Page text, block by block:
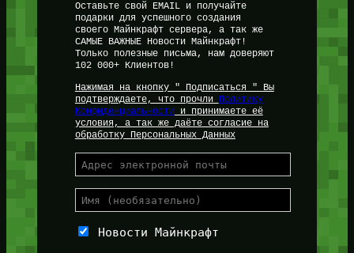
Оставьте свой EMAIL и получайте
подарки для успешного создания
своего Майнкрафт сервера, а так же
САМЫЕ ВАЖНЫЕ Новости Майнкрафт!
Только полезные письма, нам доверяют
102 000+ Клиентов!
Нажимая на кнопку " Подписаться " Вы
подтверждаете, что прочли
Политику
Конфиденциальностии принимаете её
условия, а так же даёте согласие на
обработку Персональных Данных
Новости Майнкрафт